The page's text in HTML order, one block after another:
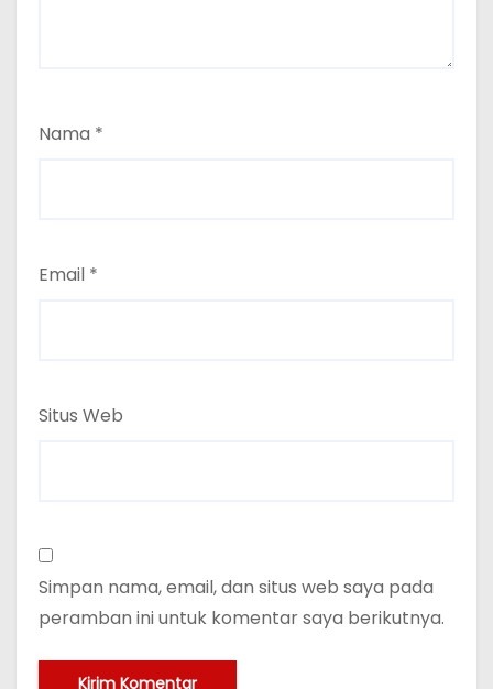
Nama *
Email *
Situs Web
Simpan nama, email, dan situs web saya pada
peramban ini untuk komentar saya berikutnya.